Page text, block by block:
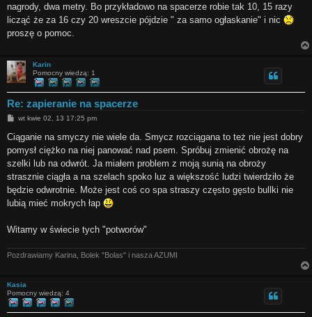
nagrody, dwa metry. Bo przykładowo na spacerze robie tak 10, 15 razy
licząć że za 16 czy 20 wreszcie pójdzie " za samo ogłaskanie" i nic
proszę o pomoc.
Karin
Pomocny wiedzą: 1
Re: zapieranie na spacerze
P
s
t
wt kwie 02, 13 17:25 pm
Ciąganie na smyczy nie wiele da. Smycz rozciągana to też nie jest dobry
pomysł ciężko na niej panować nad psem. Spróbuj zmienić obrożę na
szelki lub na odwrót. Ja miałem problem z moją sunią na obroży
strasznie ciągła a na szelach spoko luz a większość ludzi twierdziło że
będzie odwrotnie. Może jest coś co spa straszy często gęsto bullki nie
lubią mieć mokrych łap
Witamy w świecie tych "potworów"
Pozdrawiamy Karina, Bolek "Bolas" i nasza AZUMI
Kasia
Pomocny wiedzą: 4